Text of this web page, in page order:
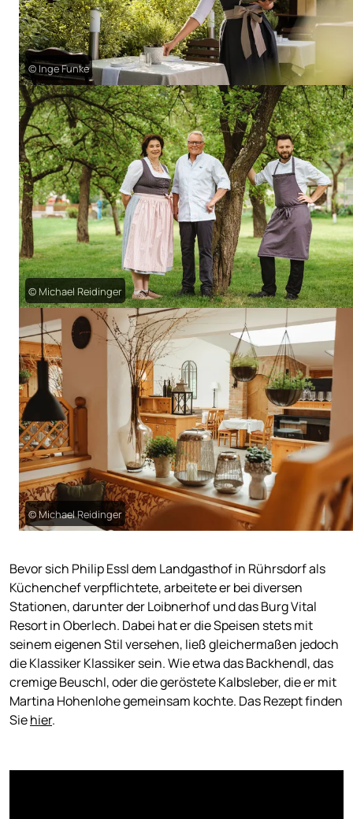
© Inge Funke
© Michael Reidinger
© Michael Reidinger
Bevor sich Philip Essl dem Landgasthof in Rührsdorf als
Küchenchef verpflichtete, arbeitete er bei diversen
Stationen, darunter der Loibnerhof und das Burg Vital
Resort in Oberlech. Dabei hat er die Speisen stets mit
seinem eigenen Stil versehen, ließ gleichermaßen jedoch
die Klassiker Klassiker sein. Wie etwa das Backhendl, das
cremige Beuschl, oder die geröstete Kalbsleber, die er mit
Martina Hohenlohe gemeinsam kochte. Das Rezept finden
Siehier.